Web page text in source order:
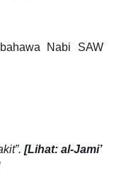
Nabi SAW
[Lihat: al-Jami’